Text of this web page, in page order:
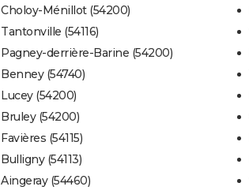
Choloy-Ménillot (54200)
Tantonville (54116)
Pagney-derrière-Barine (54200)
Benney (54740)
Lucey (54200)
Bruley (54200)
Favières (54115)
Bulligny (54113)
Aingeray (54460)